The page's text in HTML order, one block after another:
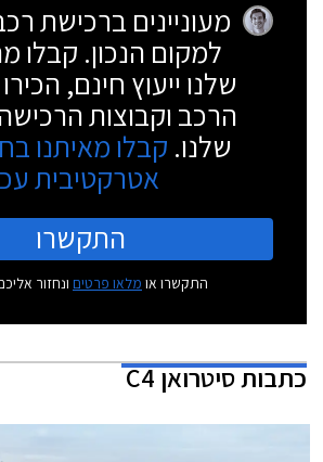
מעוניינים ברכישת
למקום הנכון. קבלו
שלנו ייעוץ חינם,
הרכב וקבוצות
שלנו. קבלו מאיתנו
אטרקטיבית
התקשרו
התקשרו או מלאו פרטים ונחזור
כתבותסיטרואן C4